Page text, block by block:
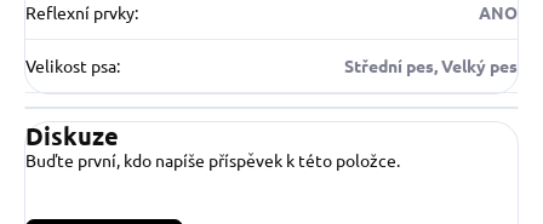
Reflexní prvky: ANO
Velikost psa: Střední pes, Velký pes
Diskuze
Buďte první, kdo napíše příspěvek k této položce.